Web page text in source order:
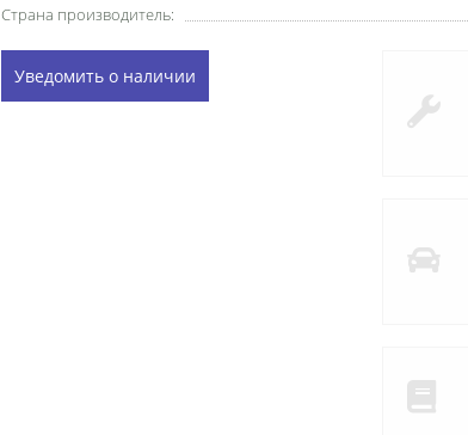
Страна производитель:
Уведомить о наличии